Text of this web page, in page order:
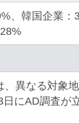
、韓国企業：
、異なる対象
にAD調査が